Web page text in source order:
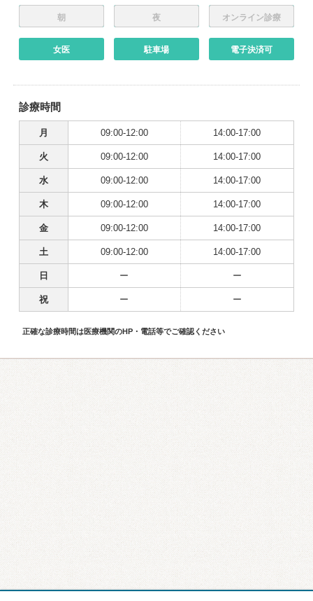
朝 夜 オンライン診療
女医 駐車場 電子決済可
診療時間
月 09:00-12:00 14:00-17:00
火 09:00-12:00 14:00-17:00
水 09:00-12:00 14:00-17:00
木 09:00-12:00 14:00-17:00
金 09:00-12:00 14:00-17:00
土 09:00-12:00 14:00-17:00
日 ー ー
祝 ー ー
正確な診療時間は医療機関のHP・電話等でご確認ください